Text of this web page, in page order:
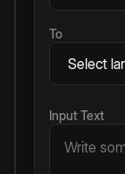
To
Input Text